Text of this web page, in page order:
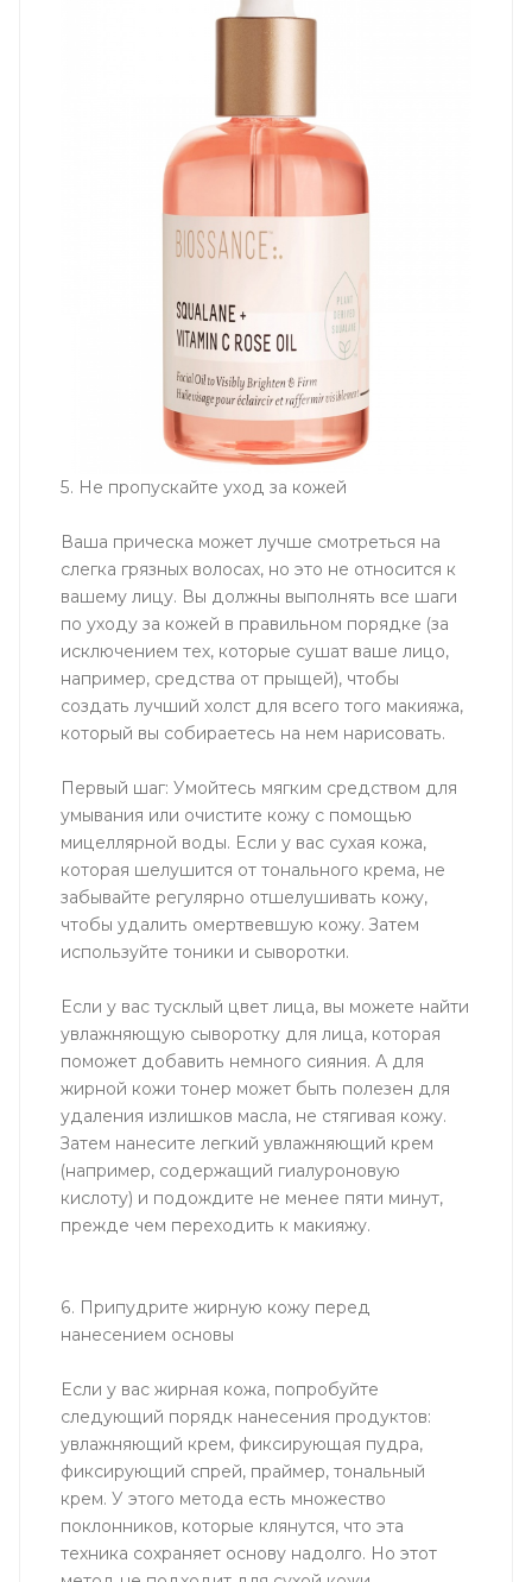
5. Не пропускайте уход за кожей
Ваша прическа может лучше смотреться на
слегка грязных волосах, но это не относится к
вашему лицу. Вы должны выполнять все шаги
по уходу за кожей в правильном порядке (за
исключением тех, которые сушат ваше лицо,
например, средства от прыщей), чтобы
создать лучший холст для всего того макияжа,
который вы собираетесь на нем нарисовать.
Первый шаг: Умойтесь мягким средством для
умывания или очистите кожу с помощью
мицеллярной воды. Если у вас сухая кожа,
которая шелушится от тонального крема, не
забывайте регулярно отшелушивать кожу,
чтобы удалить омертвевшую кожу. Затем
используйте тоники и сыворотки.
Если у вас тусклый цвет лица, вы можете найти
увлажняющую сыворотку для лица, которая
поможет добавить немного сияния. А для
жирной кожи тонер может быть полезен для
удаления излишков масла, не стягивая кожу.
Затем нанесите легкий увлажняющий крем
(например, содержащий гиалуроновую
кислоту) и подождите не менее пяти минут,
прежде чем переходить к макияжу.
6. Припудрите жирную кожу перед
нанесением основы
Если у вас жирная кожа, попробуйте
следующий порядк нанесения продуктов:
увлажняющий крем, фиксирующая пудра,
фиксирующий спрей, праймер, тональный
крем. У этого метода есть множество
поклонников, которые клянутся, что эта
техника сохраняет основу надолго. Но этот